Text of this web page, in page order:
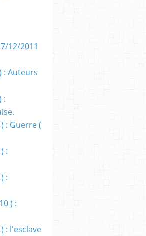
12/2011
: Auteurs
:
: Guerre (
:
:
) :
: l'esclave